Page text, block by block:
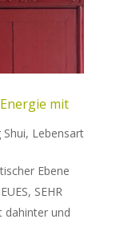
mit
Shui, Lebensart
Ebene
SEHR
dahinter und